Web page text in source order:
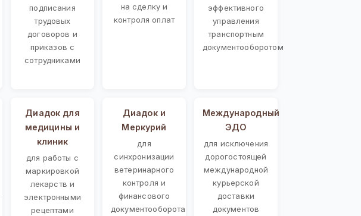
подписания
трудовых
договоров и
приказов с
сотрудниками
на сделку и
контроля оплат
эффективного
управления
транспортным
документооборотом
Диадок для
медицины и
клиник
для работы с
маркировкой
лекарств и
электронными
рецептами
Диадок и
Меркурий
для
синхронизации
ветеринарного
контроля и
финансового
документооборота
Международный
ЭДО
для исключения
дорогостоящей
международной
курьерской
доставки
документов